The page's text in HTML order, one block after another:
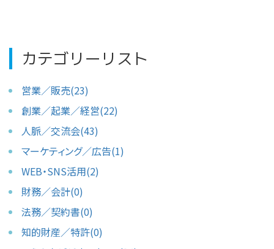
カテゴリーリスト
営業／販売(23)
創業／起業／経営(22)
人脈／交流会(43)
マーケティング／広告(1)
WEB・SNS活用(2)
財務／会計(0)
法務／契約書(0)
知的財産／特許(0)